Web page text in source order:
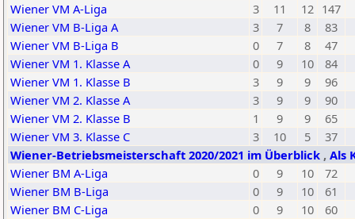
Wiener VM A-Liga
3 11 12 147
Wiener VM B-Liga A
3 7 8
83
Wiener VM B-Liga B
0 7 8
47
Wiener VM 1. Klasse A
0 9 10
84
Wiener VM 1. Klasse B
3 9 9
96
Wiener VM 2. Klasse A
3 9 9
90
Wiener VM 2. Klasse B
1 9 9
65
Wiener VM 3. Klasse C
3 10 5
37
Wiener-Betriebsmeisterschaft 2020/2021 im Überblick , Als
Wiener BM A-Liga
0 9 10
72
Wiener BM B-Liga
0 9 10
61
Wiener BM C-Liga
0 9 10
60